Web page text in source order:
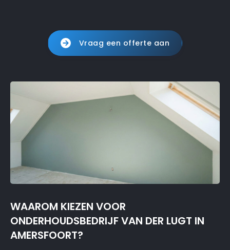
Vraag een offerte aan
WAAROM KIEZEN VOOR
ONDERHOUDSBEDRIJF VAN DER LUGT IN
AMERSFOORT?